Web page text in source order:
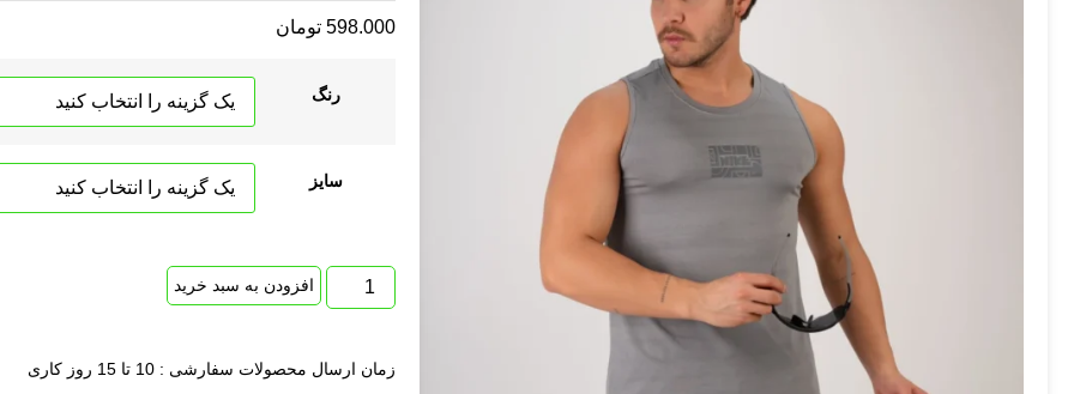
598.000 تومان
رنگ
سایز
افزودن به سبد خرید
زمان ارسال محصولات سفارشی : 10 تا 15 روز کاری